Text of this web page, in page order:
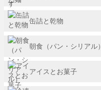
缶詰と乾物
朝食（パン・シリアル）
アイスとお菓子